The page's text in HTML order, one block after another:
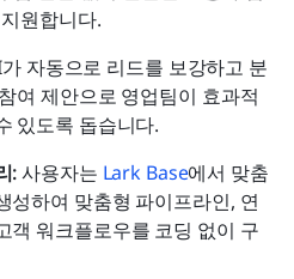
원합니다.
자동으로 리드를 보강하고 분
여 제안으로 영업팀이 효과적
있도록 돕습니다.
: 사용자는 Lark Base에서 맞춤
성하여 맞춤형 파이프라인, 연
객 워크플로우를 코딩 없이 구